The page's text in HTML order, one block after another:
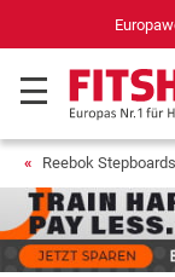
für
Reebok Stepboards